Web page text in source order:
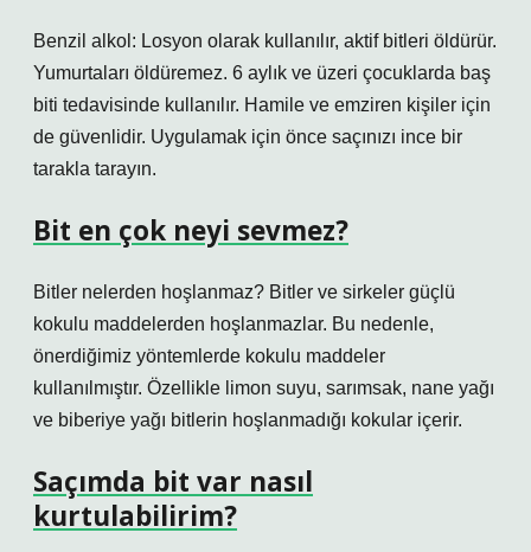
Benzil alkol: Losyon olarak kullanılır, aktif bitleri öldürür.
Yumurtaları öldüremez. 6 aylık ve üzeri çocuklarda baş
biti tedavisinde kullanılır. Hamile ve emziren kişiler için
de güvenlidir. Uygulamak için önce saçınızı ince bir
tarakla tarayın.
Bit en çok neyi sevmez?
Bitler nelerden hoşlanmaz? Bitler ve sirkeler güçlü
kokulu maddelerden hoşlanmazlar. Bu nedenle,
önerdiğimiz yöntemlerde kokulu maddeler
kullanılmıştır. Özellikle limon suyu, sarımsak, nane yağı
ve biberiye yağı bitlerin hoşlanmadığı kokular içerir.
Saçımda bit var nasıl
kurtulabilirim?